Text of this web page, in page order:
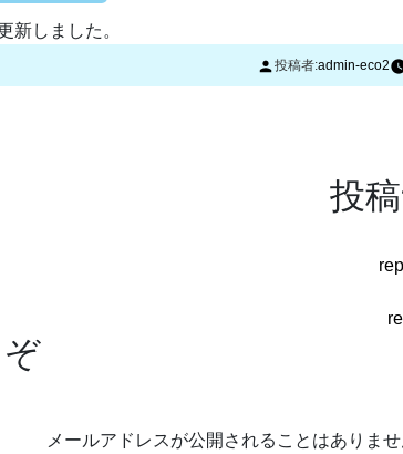
新しました。
投稿者:admin-eco2
投
メールアドレスが公開されることはありませ